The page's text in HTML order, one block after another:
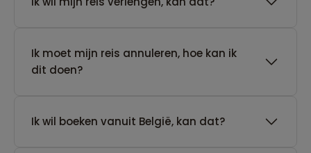
Ik moet mijn reis annuleren, hoe kan ik
dit doen?
Ik wil boeken vanuit België, kan dat?